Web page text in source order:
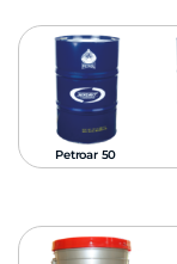
Petroar 50